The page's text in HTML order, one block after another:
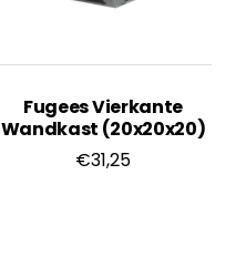
Fugees Vierkante
Wandkast (20x20x20)
€31,25